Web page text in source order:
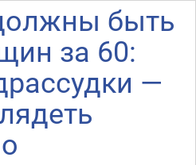
быть
за 60:
—